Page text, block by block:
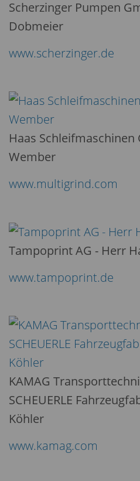
Scherzinger Pumpen
Dobmeier
www.scherzinger.de
Haas Schleifmaschinen
Wember
www.multigrind.com
Tampoprint AG - Herr
www.tampoprint.de
KAMAG
SCHEUERLE
Köhler
www.kamag.com